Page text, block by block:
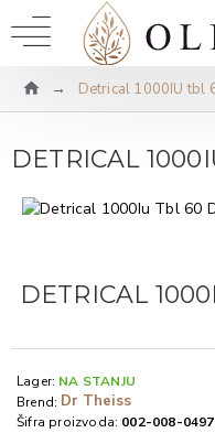
Detrical 1000IU tbl
DETRICAL
DETRICAL
Lager: NA STANJU
Brend: Dr Theiss
Šifra proizvoda: 002-008-